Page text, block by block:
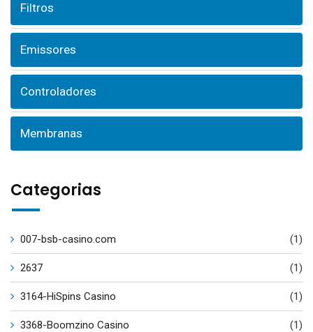
Filtros
Emissores
Controladores
Membranas
Categorias
007-bsb-casino.com (1)
2637 (1)
3164-HiSpins Casino (1)
3368-Boomzino Casino (1)